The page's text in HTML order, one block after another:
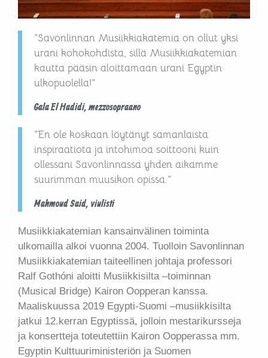
“Savonlinnan Musiikkiakatemia on ollut yksi
urani kohokohdista, sillä Musiikkiakatemian
kautta pääsin aloittamaan urani Egyptin
ulkopuolella!”
Gala El Hadidi, mezzosopraano
“En ole koskaan löytänyt samanlaista
inspiraatiota ja intohimoa soittooni kuin
ollessani Savonlinnassa yhden aikamme
suurimman muusikon opissa.”
Mahmoud Said, viulisti
Musiikkiakatemian kansainvälinen toiminta
ulkomailla alkoi vuonna 2004. Tuolloin Savonlinnan
Musiikkiakatemian taiteellinen johtaja professori
Ralf Gothóni aloitti Musiikkisilta –toiminnan
(Musical Bridge) Kairon Oopperan kanssa.
Maaliskuussa 2019 Egypti-Suomi –musiikkisilta
jatkui 12.kerran Egyptissä, jolloin mestarikursseja
ja konsertteja toteutettiin Kairon Oopperassa mm.
Egyptin Kulttuuriministeriön ja Suomen